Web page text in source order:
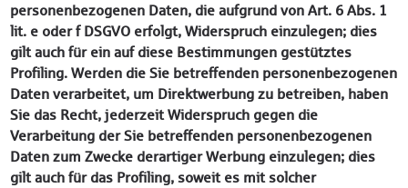
personenbezogenen Daten, die aufgrund von Art. 6 Abs. 1
lit. e oder f DSGVO erfolgt, Widerspruch einzulegen; dies
gilt auch für ein auf diese Bestimmungen gestütztes
Profiling. Werden die Sie betreffenden personenbezogenen
Daten verarbeitet, um Direktwerbung zu betreiben, haben
Sie das Recht, jederzeit Widerspruch gegen die
Verarbeitung der Sie betreffenden personenbezogenen
Daten zum Zwecke derartiger Werbung einzulegen; dies
gilt auch für das Profiling, soweit es mit solcher